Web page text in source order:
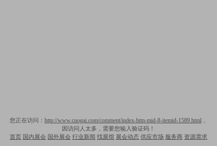
您正在访问： http://www.cuogai.com/comment/index-htm-mid-8-itemid-1589.html ，
因访问人太多，需要您输入验证码！
首页 国内展会 国外展会 行业新闻 找展馆 展会动态 供应市场 服务商 资源需求